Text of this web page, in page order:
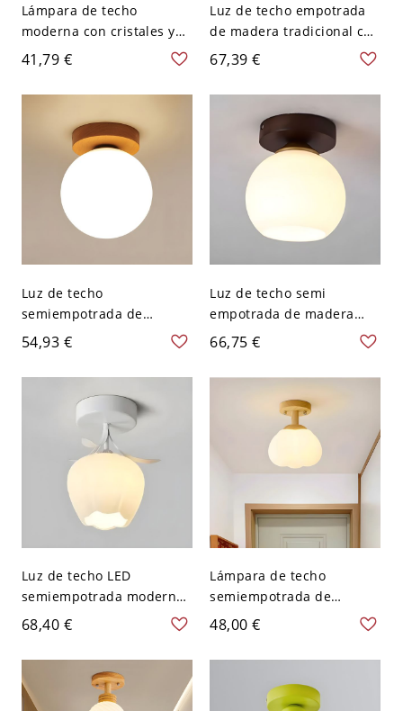
Lámpara de techo
moderna con cristales y
pantalla transparente -
Dorado 110 A 120 V Globo
41,79 €
Luz de techo empotrada
de madera tradicional con
pantalla de vidrio blanco -
110 A 120 V Globo Color
natural (color madera
67,39 €
Luz de techo
semiempotrada de
madera natural con
pantalla de vidrio blanco -
110 A 120 V Globo
54,93 €
Luz de techo semi
empotrada de madera
moderna con pantalla
acrílica - 110 A 120 V
Globo
66,75 €
Luz de techo LED
semiempotrada moderna
de vidrio blanco con 1 luz
y pantalla hacia abajo en
metal - Blanco 110 A 120 V
Globo
68,40 €
Lámpara de techo
semiempotrada de
madera con pantalla de
vidrio blanco - 110 A 120 V
Globo
48,00 €